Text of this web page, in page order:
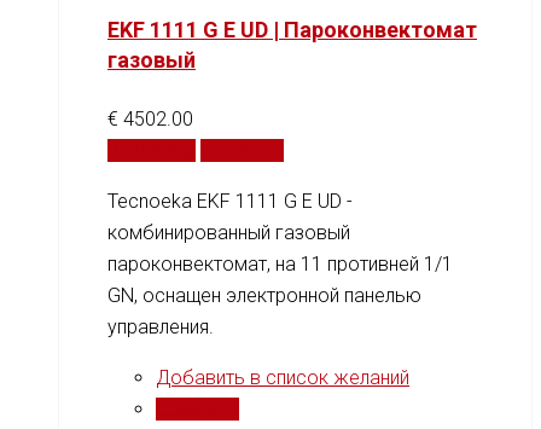
EKF 1111 G E UD | Пароконвектомат
газовый
€ 4502.00
Tecnoeka EKF 1111 G E UD -
комбинированный газовый
пароконвектомат, на 11 противней 1/1
GN, оснащен электронной панелью
управления.
Добавить в список желаний